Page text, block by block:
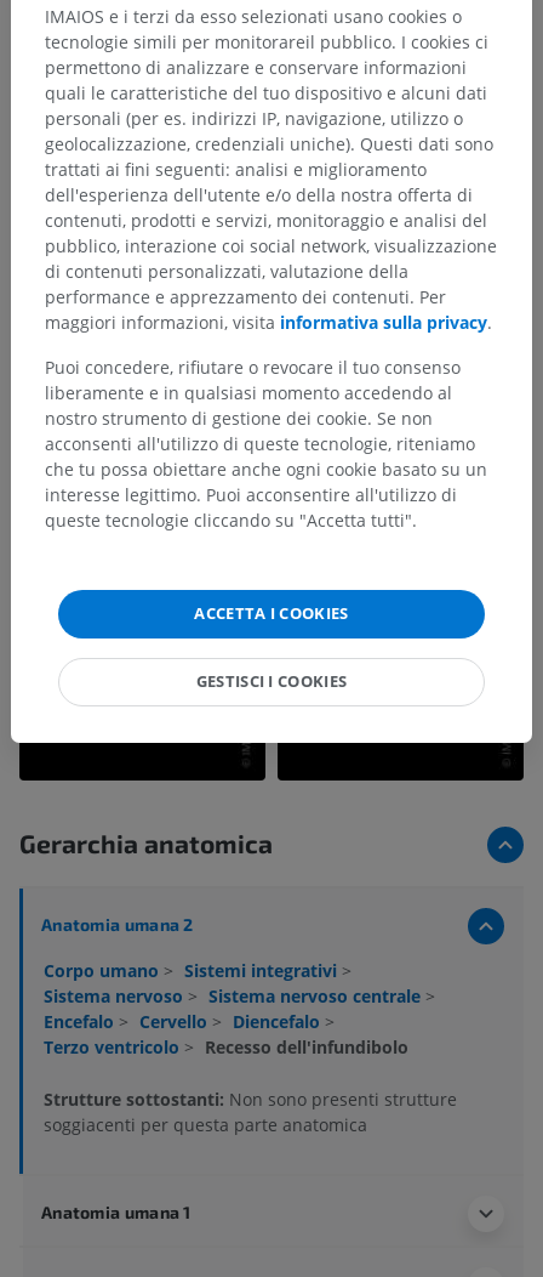
Gerarchia anatomica
Anatomia umana 2
Corpo umano > Sistemi integrativi >
Sistema nervoso > Sistema nervoso centrale >
Encefalo > Cervello > Diencefalo >
Terzo ventricolo > Recesso dell'infundibolo
Strutture sottostanti: Non sono presenti strutture
soggiacenti per questa parte anatomica
Anatomia umana 1
IMAIOS e i terzi da esso selezionati usano cookies o
tecnologie simili per monitorareil pubblico. I cookies ci
permettono di analizzare e conservare informazioni
quali le caratteristiche del tuo dispositivo e alcuni dati
personali (per es. indirizzi IP, navigazione, utilizzo o
geolocalizzazione, credenziali uniche). Questi dati sono
trattati ai fini seguenti: analisi e miglioramento
dell'esperienza dell'utente e/o della nostra offerta di
contenuti, prodotti e servizi, monitoraggio e analisi del
pubblico, interazione coi social network, visualizzazione
di contenuti personalizzati, valutazione della
performance e apprezzamento dei contenuti. Per
maggiori informazioni, visita informativa sulla privacy.
Puoi concedere, rifiutare o revocare il tuo consenso
liberamente e in qualsiasi momento accedendo al
nostro strumento di gestione dei cookie. Se non
acconsenti all'utilizzo di queste tecnologie, riteniamo
che tu possa obiettare anche ogni cookie basato su un
interesse legittimo. Puoi acconsentire all'utilizzo di
queste tecnologie cliccando su "Accetta tutti".
ACCETTA I COOKIES
GESTISCI I COOKIES